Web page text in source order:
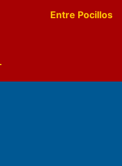
Entre Pocillos